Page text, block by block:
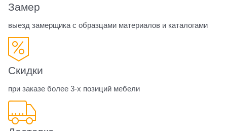
Замер
выезд замерщика с образцами материалов и каталогами
Скидки
при заказе более 3-х позиций мебели